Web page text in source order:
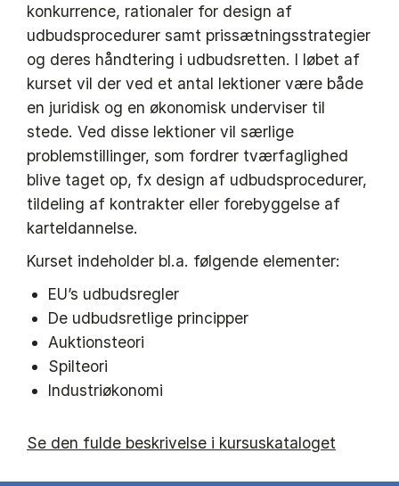
konkurrence, rationaler for design af
udbudsprocedurer samt prissætningsstrategier
og deres håndtering i udbudsretten. I løbet af
kurset vil der ved et antal lektioner være både
en juridisk og en økonomisk underviser til
stede. Ved disse lektioner vil særlige
problemstillinger, som fordrer tværfaglighed
blive taget op, fx design af udbudsprocedurer,
tildeling af kontrakter eller forebyggelse af
karteldannelse.
Kurset indeholder bl.a. følgende elementer:
EU’s udbudsregler
De udbudsretlige principper
Auktionsteori
Spilteori
Industriøkonomi
Se den fulde beskrivelse i kursuskataloget